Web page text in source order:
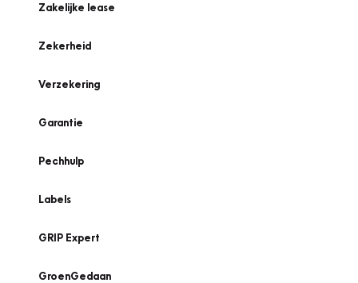
Zakelijke lease
Zekerheid
Verzekering
Garantie
Pechhulp
Labels
GRIP Expert
GroenGedaan